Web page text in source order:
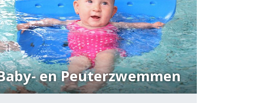
en Peuterzwemmen